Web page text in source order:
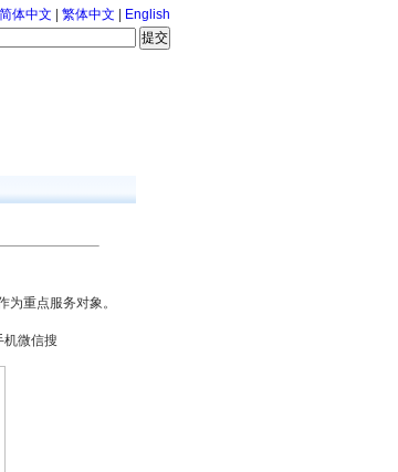
简体中文 繁体中文
English
重点服务对象。
机微信搜